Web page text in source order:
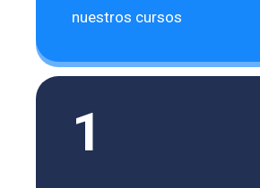
nuestros cursos
1